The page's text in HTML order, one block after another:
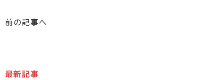
前の記事へ
最新記事